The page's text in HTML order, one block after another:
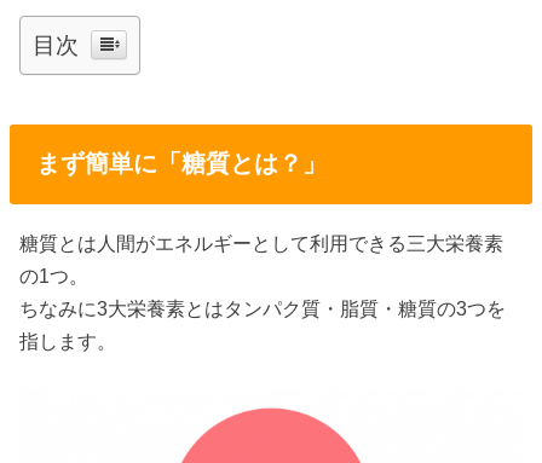
目次
まず簡単に「糖質とは？」
糖質とは人間がエネルギーとして利用できる三大栄養素
の1つ。
ちなみに3大栄養素とはタンパク質・脂質・糖質の3つを
指します。